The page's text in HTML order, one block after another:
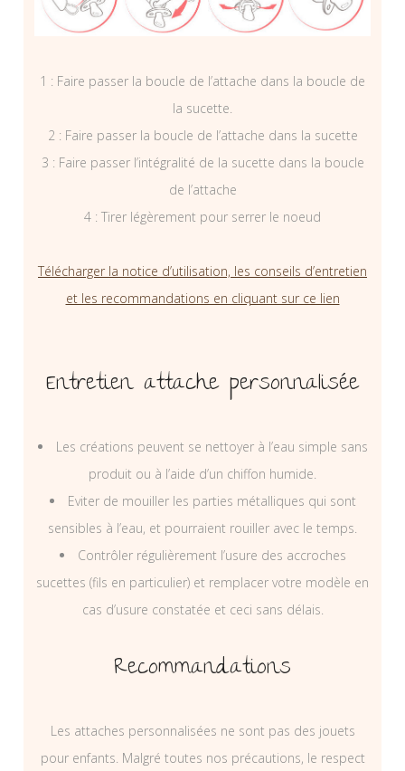
1 : Faire passer la boucle de l’attache dans la boucle de
la sucette.
2 : Faire passer la boucle de l’attache dans la sucette
3 : Faire passer l’intégralité de la sucette dans la boucle
de l’attache
4 : Tirer légèrement pour serrer le noeud
Télécharger la notice d’utilisation, les conseils d’entretien
et les recommandations en cliquant sur ce lien
Entretien attache personnalisée
Les créations peuvent se nettoyer à l’eau simple sans
produit ou à l’aide d’un chiffon humide.
Eviter de mouiller les parties métalliques qui sont
sensibles à l’eau, et pourraient rouiller avec le temps.
Contrôler régulièrement l’usure des accroches
sucettes (fils en particulier) et remplacer votre modèle en
cas d’usure constatée et ceci sans délais.
Recommandations
Les attaches personnalisées ne sont pas des jouets
pour enfants. Malgré toutes nos précautions, le respect